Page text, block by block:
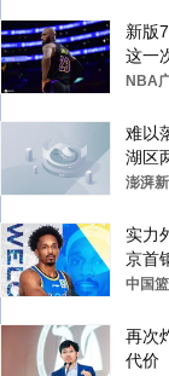
新版
这一
NBA
难以
湖区
迁款
澎湃
实力
京首
普森
中国
再次
代价